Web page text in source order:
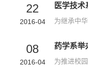
22
2016-04
医学技术
08
2016-04
药学系举